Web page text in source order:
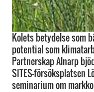
Kolets betydelse som
potential som
Partnerskap Alnarp
SITES-försöksplatsen
seminarium om